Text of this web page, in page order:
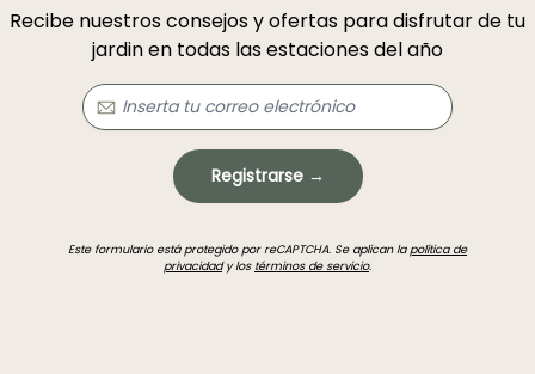
Recibe nuestros consejos y ofertas para disfrutar de tu
jardin en todas las estaciones del año
Registrarse →
Este formulario está protegido por reCAPTCHA. Se aplican lapolítica de
privacidady los términos de servicio.